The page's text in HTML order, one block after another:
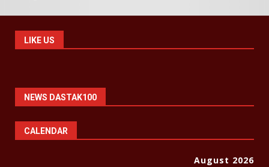
LIKE US
NEWS DASTAK100
CALENDAR
August 2026